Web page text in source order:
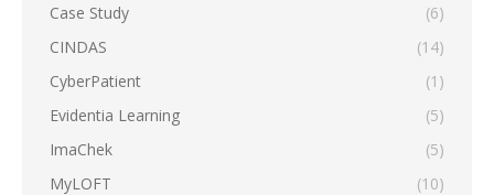
Case Study
(6)
CINDAS
(14)
CyberPatient
(1)
Evidentia Learning
(5)
ImaChek
(5)
MyLOFT
(10)